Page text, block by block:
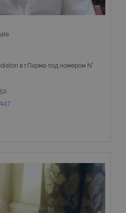
в г.Парма под номером N°